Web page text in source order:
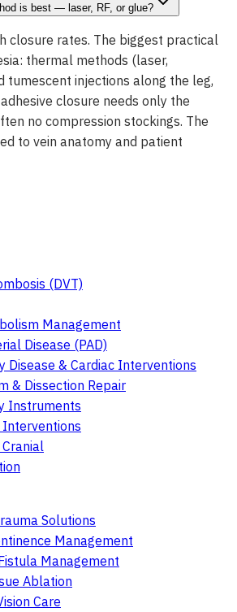
is best — laser, RF, or glue?
closure rates. The biggest practical
thermal methods (laser,
tumescent injections along the leg,
closure needs only the
no compression stockings. The
to vein anatomy and patient
(DVT)
Management
Disease (PAD)
Disease & Cardiac Interventions
& Dissection Repair
Instruments
Solutions
Management
Management
Ablation
Care